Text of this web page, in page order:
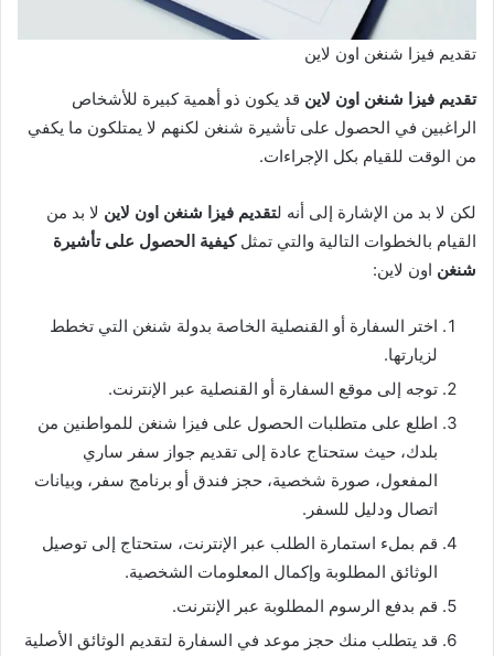
تقديم فيزا شنغن اون لاين
تقديم فيزا شنغن اون لاين قد يكون ذو أهمية كبيرة للأشخاص
الراغبين في الحصول على تأشيرة شنغن لكنهم لا يمتلكون ما يكفي
من الوقت للقيام بكل الإجراءات.
لكن لا بد من الإشارة إلى أنه لتقديم فيزا شنغن اون لاين لا بد من
القيام بالخطوات التالية والتي تمثلكيفية الحصول على تأشيرة
شنغن اون لاين:
اختر السفارة أو القنصلية الخاصة بدولة شنغن التي تخطط
لزيارتها.
توجه إلى موقع السفارة أو القنصلية عبر الإنترنت.
اطلع على متطلبات الحصول على فيزا شنغن للمواطنين من
بلدك، حيث ستحتاج عادة إلى تقديم جواز سفر ساري
المفعول، صورة شخصية، حجز فندق أو برنامج سفر، وبيانات
اتصال ودليل للسفر.
قم بملء استمارة الطلب عبر الإنترنت، ستحتاج إلى توصيل
الوثائق المطلوبة وإكمال المعلومات الشخصية.
قم بدفع الرسوم المطلوبة عبر الإنترنت.
قد يتطلب منك حجز موعد في السفارة لتقديم الوثائق الأصلية